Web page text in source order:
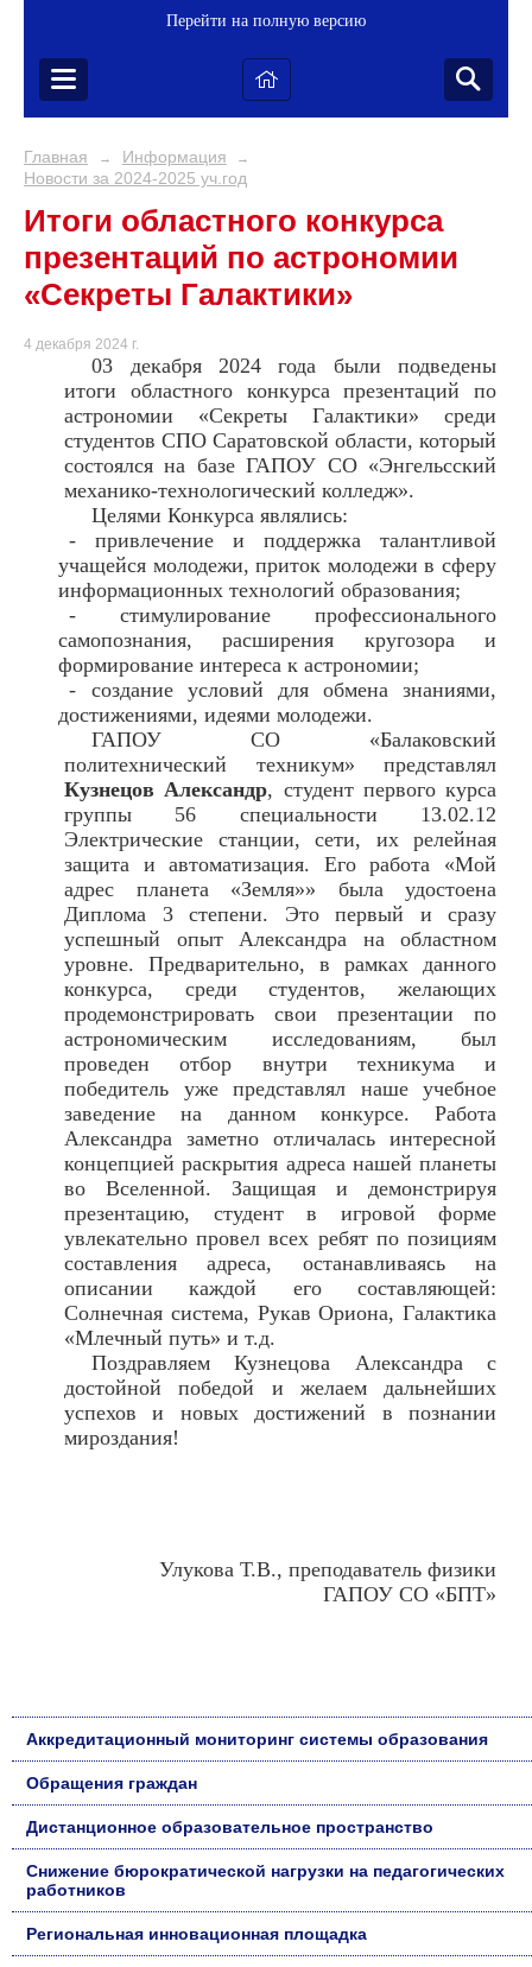
Перейти на полную версию
Главная → Информация →
Новости за 2024-2025 уч.год
Итоги областного конкурса
презентаций по астрономии
«Секреты Галактики»
4 декабря 2024 г.
03 декабря 2024 года были подведены
итоги областного конкурса презентаций по
астрономии «Секреты Галактики» среди
студентов СПО Саратовской области, который
состоялся на базе ГАПОУ СО «Энгельсский
механико-технологический колледж».
Целями Конкурса являлись:
- привлечение и поддержка талантливой
учащейся молодежи, приток молодежи в сферу
информационных технологий образования;
- стимулирование профессионального
самопознания, расширения кругозора и
формирование интереса к астрономии;
- создание условий для обмена знаниями,
достижениями, идеями молодежи.
ГАПОУ СО «Балаковский
политехнический техникум» представлял
Кузнецов Александр, студент первого курса
группы 56 специальности 13.02.12
Электрические станции, сети, их релейная
защита и автоматизация. Его работа «Мой
адрес планета «Земля»» была удостоена
Диплома 3 степени. Это первый и сразу
успешный опыт Александра на областном
уровне. Предварительно, в рамках данного
конкурса, среди студентов, желающих
продемонстрировать свои презентации по
астрономическим исследованиям, был
проведен отбор внутри техникума и
победитель уже представлял наше учебное
заведение на данном конкурсе. Работа
Александра заметно отличалась интересной
концепцией раскрытия адреса нашей планеты
во Вселенной. Защищая и демонстрируя
презентацию, студент в игровой форме
увлекательно провел всех ребят по позициям
составления адреса, останавливаясь на
описании каждой его составляющей:
Солнечная система, Рукав Ориона, Галактика
«Млечный путь» и т.д.
Поздравляем Кузнецова Александра с
достойной победой и желаем дальнейших
успехов и новых достижений в познании
мироздания!
Улукова Т.В., преподаватель физики
ГАПОУ СО «БПТ»
Аккредитационный мониторинг системы образования
Обращения граждан
Дистанционное образовательное пространство
Снижение бюрократической нагрузки на педагогических
работников
Региональная инновационная площадка